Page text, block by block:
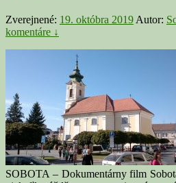
Zverejnené: 19. októbra 2019 Autor:
komentáre ↓
SOBOTA – Dokumentárny film